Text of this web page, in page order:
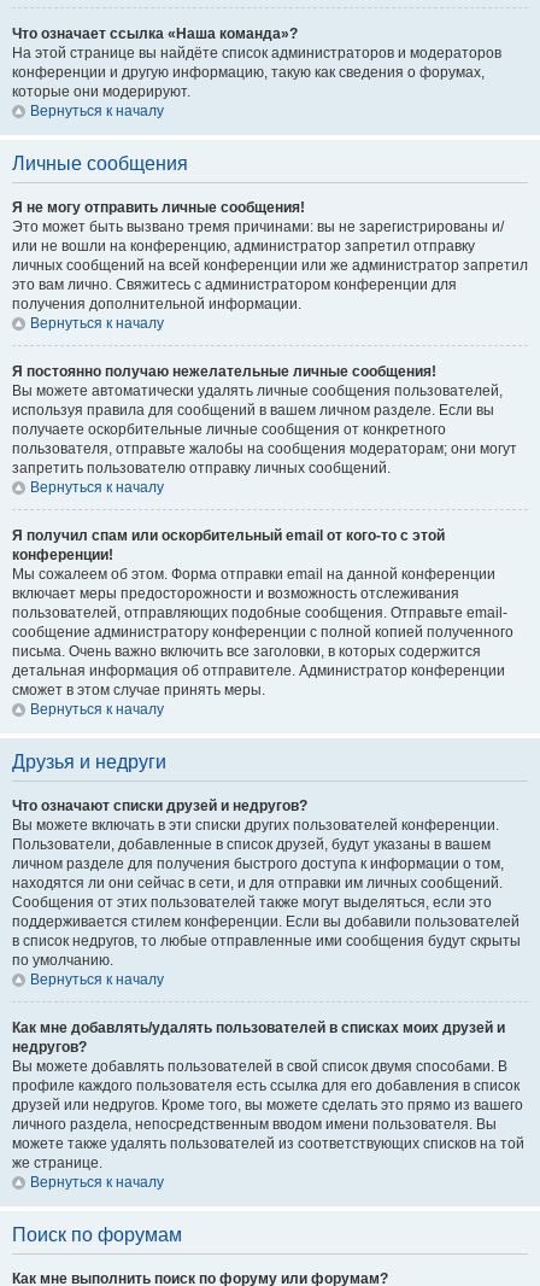
Что означает ссылка «Наша команда»?
На этой странице вы найдёте список администраторов и модераторов
конференции и другую информацию, такую как сведения о форумах,
которые они модерируют.
Вернуться к началу
Личные сообщения
Я не могу отправить личные сообщения!
Это может быть вызвано тремя причинами: вы не зарегистрированы и/
или не вошли на конференцию, администратор запретил отправку
личных сообщений на всей конференции или же администратор запретил
это вам лично. Свяжитесь с администратором конференции для
получения дополнительной информации.
Вернуться к началу
Я постоянно получаю нежелательные личные сообщения!
Вы можете автоматически удалять личные сообщения пользователей,
используя правила для сообщений в вашем личном разделе. Если вы
получаете оскорбительные личные сообщения от конкретного
пользователя, отправьте жалобы на сообщения модераторам; они могут
запретить пользователю отправку личных сообщений.
Вернуться к началу
Я получил спам или оскорбительный email от кого-то с этой
конференции!
Мы сожалеем об этом. Форма отправки email на данной конференции
включает меры предосторожности и возможность отслеживания
пользователей, отправляющих подобные сообщения. Отправьте email-
сообщение администратору конференции с полной копией полученного
письма. Очень важно включить все заголовки, в которых содержится
детальная информация об отправителе. Администратор конференции
сможет в этом случае принять меры.
Вернуться к началу
Друзья и недруги
Что означают списки друзей и недругов?
Вы можете включать в эти списки других пользователей конференции.
Пользователи, добавленные в список друзей, будут указаны в вашем
личном разделе для получения быстрого доступа к информации о том,
находятся ли они сейчас в сети, и для отправки им личных сообщений.
Сообщения от этих пользователей также могут выделяться, если это
поддерживается стилем конференции. Если вы добавили пользователей
в список недругов, то любые отправленные ими сообщения будут скрыты
по умолчанию.
Вернуться к началу
Как мне добавлять/удалять пользователей в списках моих друзей и
недругов?
Вы можете добавлять пользователей в свой список двумя способами. В
профиле каждого пользователя есть ссылка для его добавления в список
друзей или недругов. Кроме того, вы можете сделать это прямо из вашего
личного раздела, непосредственным вводом имени пользователя. Вы
можете также удалять пользователей из соответствующих списков на той
же странице.
Вернуться к началу
Поиск по форумам
Как мне выполнить поиск по форуму или форумам?